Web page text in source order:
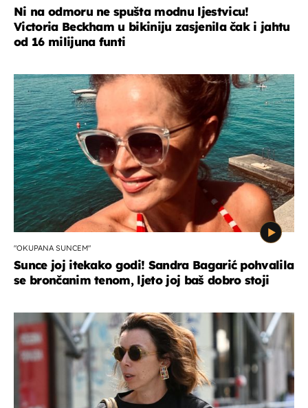
Ni na odmoru ne spušta modnu ljestvicu!
Victoria Beckham u bikiniju zasjenila čak i jahtu
od 16 milijuna funti
"OKUPANA SUNCEM"
Sunce joj itekako godi! Sandra Bagarić pohvalila
se brončanim tenom, ljeto joj baš dobro stoji